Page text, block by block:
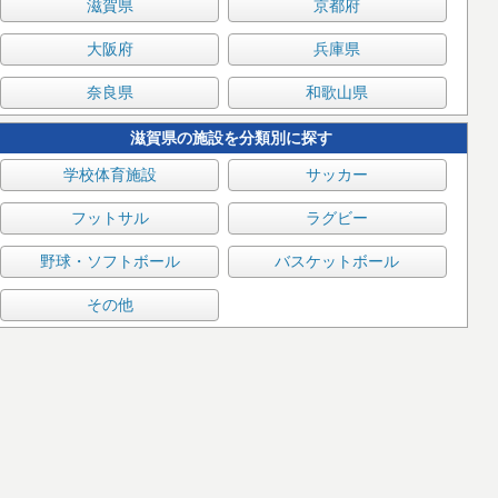
滋賀県 京都府
大阪府 兵庫県
奈良県 和歌山県
滋賀県の施設を分類別に探す
学校体育施設 サッカー
フットサル ラグビー
野球・ソフトボール バスケットボール
その他